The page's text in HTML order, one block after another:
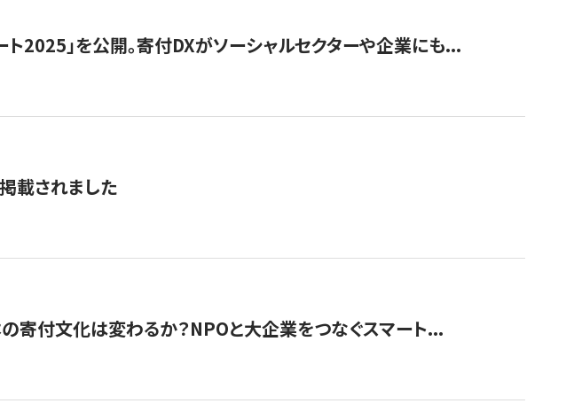
ト2025」を公開。寄付DXがソーシャルセクターや企業にも...
載されました
寄付文化は変わるか？NPOと大企業をつなぐスマート...